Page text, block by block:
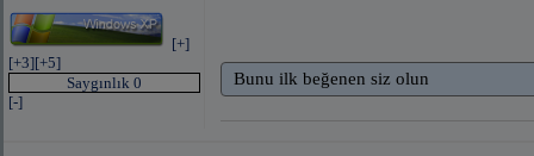
[+]
[+3][+5]
Saygınlık 0
[-]
Bunu ilk beğenen siz olun